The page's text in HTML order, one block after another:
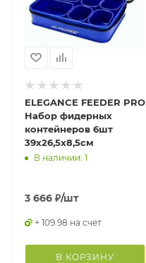
ELEGANCE FEEDER PRO
Набор фидерных
контейнеров 6шт
39х26,5х8,5см
В наличии: 1
3 666 ₽/шт
+ 109.98 на счет
В КОРЗИНУ